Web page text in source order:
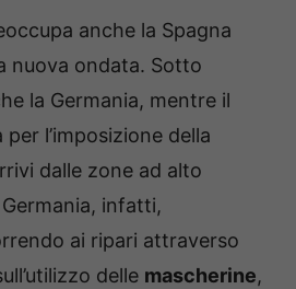
anche la Spagna
nuova ondata. Sotto
la Germania, mentre il
l’imposizione della
dalle zone ad alto
infatti,
ai ripari attraverso
delle mascherine,